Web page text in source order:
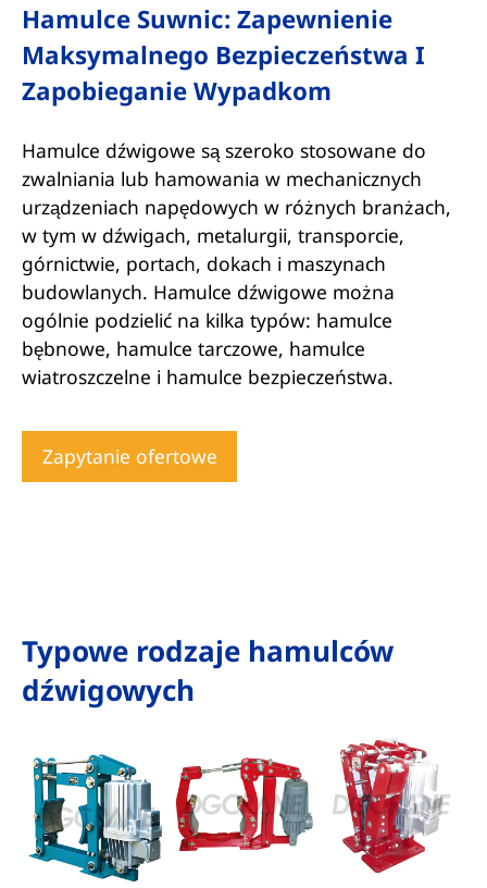
Hamulce Suwnic: Zapewnienie
Maksymalnego Bezpieczeństwa I
Zapobieganie Wypadkom
Hamulce dźwigowe są szeroko stosowane do
zwalniania lub hamowania w mechanicznych
urządzeniach napędowych w różnych branżach,
w tym w dźwigach, metalurgii, transporcie,
górnictwie, portach, dokach i maszynach
budowlanych. Hamulce dźwigowe można
ogólnie podzielić na kilka typów: hamulce
bębnowe, hamulce tarczowe, hamulce
wiatroszczelne i hamulce bezpieczeństwa.
Zapytanie ofertowe
Typowe rodzaje hamulców
dźwigowych